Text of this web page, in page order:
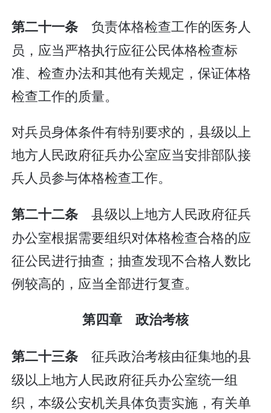
第二十一条 负责体格检查工作的医务人
员，应当严格执行应征公民体格检查标
准、检查办法和其他有关规定，保证体格
检查工作的质量。
对兵员身体条件有特别要求的，县级以上
地方人民政府征兵办公室应当安排部队接
兵人员参与体格检查工作。
第二十二条 县级以上地方人民政府征兵
办公室根据需要组织对体格检查合格的应
征公民进行抽查；抽查发现不合格人数比
例较高的，应当全部进行复查。
第四章 政治考核
第二十三条 征兵政治考核由征集地的县
级以上地方人民政府征兵办公室统一组
织，本级公安机关具体负责实施，有关单